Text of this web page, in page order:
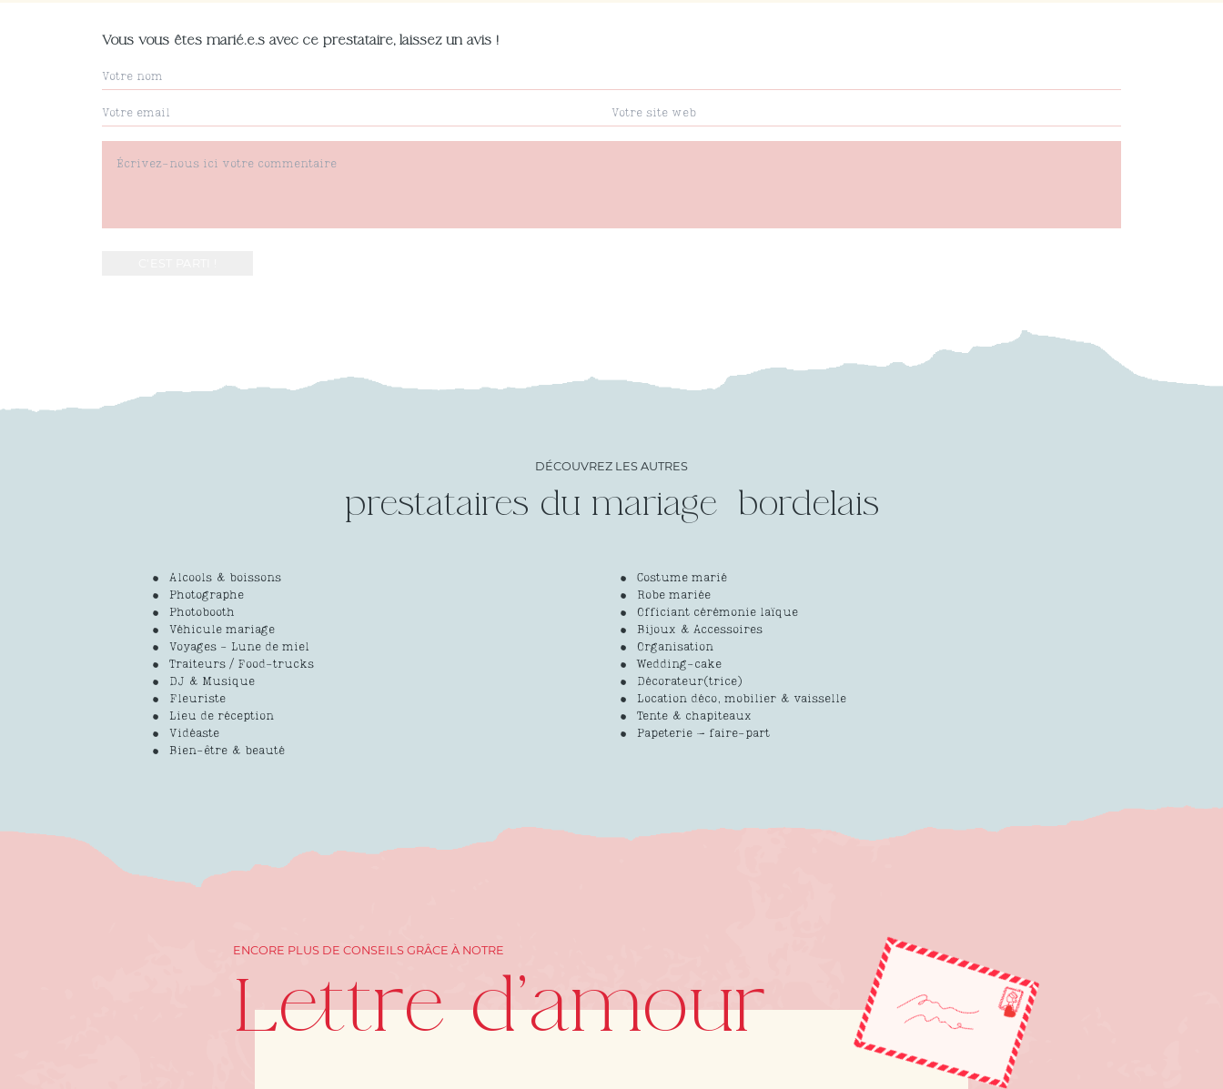
Vous vous êtes marié.e.s avec ce prestataire, laissez un avis !
DÉCOUVREZ LES AUTRES
prestataires du mariage
Alcools & boissons
Photographe
Photobooth
Véhicule mariage
Voyages - Lune de miel
Traiteurs / Food-trucks
DJ & Musique
Fleuriste
Lieu de réception
Vidéaste
Bien-être & beauté
Costume marié
Robe mariée
Officiant cérémonie laïque
Bijoux & Accessoires
Organisation
Wedding-cake
Décorateur(trice)
Location déco, mobilier & vaisselle
Tente & chapiteaux
Papeterie – faire-part
ENCORE PLUS DE CONSEILS GRÂCE À NOTRE
Lettre d'amour